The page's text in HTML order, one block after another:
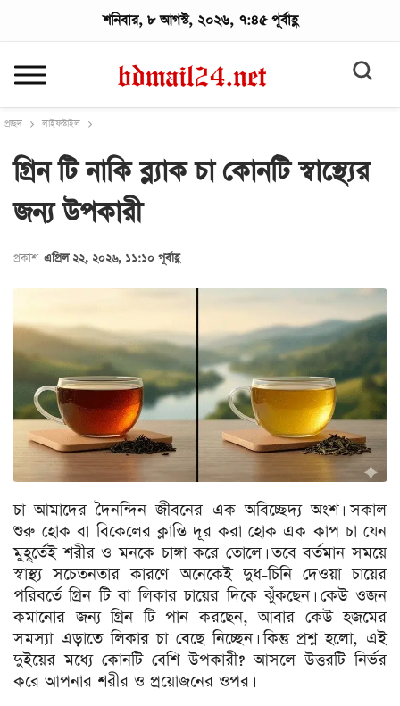
শনিবার, ৮ আগস্ট, ২০২৬, ৭:৪৫ পূর্বাহ্ণ
প্রচ্ছদ লাইফস্টাইল
গ্রিন টি নাকি ব্ল্যাক চা কোনটি স্বাস্থ্যের
জন্য উপকারী
প্রকাশ এপ্রিল ২২, ২০২৬, ১১:১০ পূর্বাহ্ণ
চা আমাদের দৈনন্দিন জীবনের এক অবিচ্ছেদ্য অংশ। সকাল
শুরু হোক বা বিকেলের ক্লান্তি দূর করা হোক এক কাপ চা যেন
মুহূর্তেই শরীর ও মনকে চাঙ্গা করে তোলে। তবে বর্তমান সময়ে
স্বাস্থ্য সচেতনতার কারণে অনেকেই দুধ-চিনি দেওয়া চায়ের
পরিবর্তে গ্রিন টি বা লিকার চায়ের দিকে ঝুঁকছেন। কেউ ওজন
কমানোর জন্য গ্রিন টি পান করছেন, আবার কেউ হজমের
সমস্যা এড়াতে লিকার চা বেছে নিচ্ছেন। কিন্তু প্রশ্ন হলো, এই
দুইয়ের মধ্যে কোনটি বেশি উপকারী? আসলে উত্তরটি নির্ভর
করে আপনার শরীর ও প্রয়োজনের ওপর।